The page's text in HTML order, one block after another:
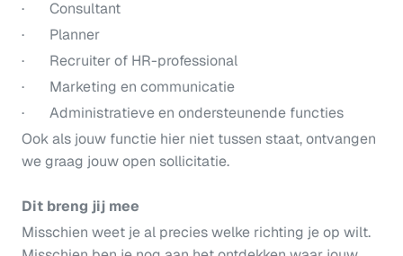
· Consultant
· Planner
· Recruiter of HR-professional
· Marketing en communicatie
· Administratieve en ondersteunende functies
Ook als jouw functie hier niet tussen staat, ontvangen
we graag jouw open sollicitatie.
Dit breng jij mee
Misschien weet je al precies welke richting je op wilt.